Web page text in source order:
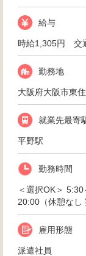
給与
時給1,305円 交
勤務地
大阪府大阪市東住
就業先最寄
平野駅
勤務時間
＜選択OK＞
20:00（休憩なし
雇用形態
派遣社員